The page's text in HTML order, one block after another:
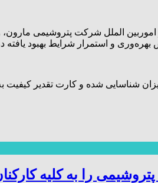
الملل شرکت پتروشیمی
و استمرار شرایط بهبود
را به کلیه